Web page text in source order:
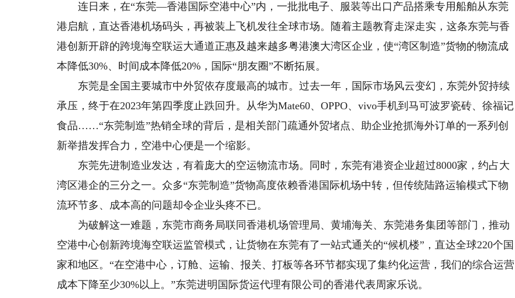
连日来，在“东莞—香港国际空港中心”内，一批批电子、服装等出口产品搭乘专用船舶从东莞
港启航，直达香港机场码头，再被装上飞机发往全球市场。随着主题教育走深走实，这条东莞与香
港创新开辟的跨境海空联运大通道正惠及越来越多粤港澳大湾区企业，使“湾区制造”货物的物流成
本降低30%、时间成本降低20%，国际“朋友圈”不断拓展。
东莞是全国主要城市中外贸依存度最高的城市。过去一年，国际市场风云变幻，东莞外贸持续
承压，终于在2023年第四季度止跌回升。从华为Mate60、OPPO、vivo手机到马可波罗瓷砖、徐福记
食品……“东莞制造”热销全球的背后，是相关部门疏通外贸堵点、助企业抢抓海外订单的一系列创
新举措发挥合力，空港中心便是一个缩影。
东莞先进制造业发达，有着庞大的空运物流市场。同时，东莞有港资企业超过8000家，约占大
湾区港企的三分之一。众多“东莞制造”货物高度依赖香港国际机场中转，但传统陆路运输模式下物
流环节多、成本高的问题却令企业头疼不已。
为破解这一难题，东莞市商务局联同香港机场管理局、黄埔海关、东莞港务集团等部门，推动
空港中心创新跨境海空联运监管模式，让货物在东莞有了一站式通关的“候机楼”，直达全球220个国
家和地区。“在空港中心，订舱、运输、报关、打板等各环节都实现了集约化运营，我们的综合运营
成本下降至少30%以上。”东莞进明国际货运代理有限公司的香港代表周家乐说。